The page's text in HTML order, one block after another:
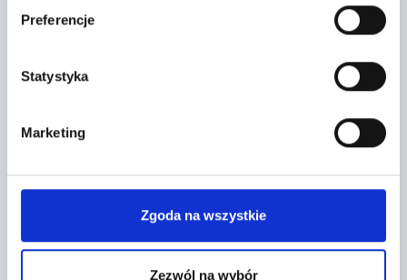
Preferencje
Statystyka
Marketing
Zgoda na wszystkie
Zezwól na wybór